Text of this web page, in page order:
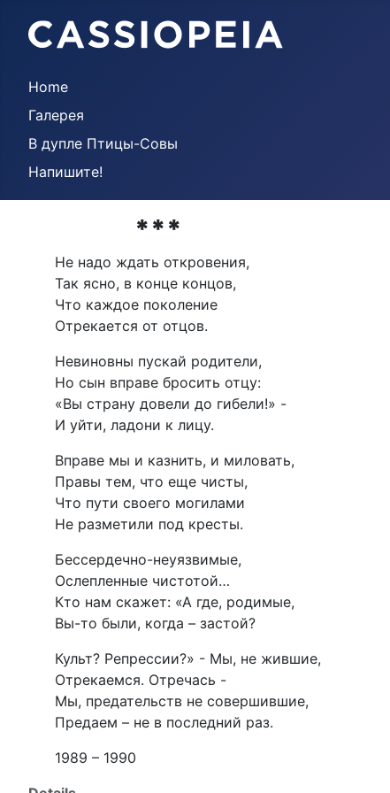
Home
Галерея
В дупле Птицы-Совы
Напишите!
***
Не надо ждать откровения,
Так ясно, в конце концов,
Что каждое поколение
Отрекается от отцов.
Невиновны пускай родители,
Но сын вправе бросить отцу:
«Вы страну довели до гибели!» -
И уйти, ладони к лицу.
Вправе мы и казнить, и миловать,
Правы тем, что еще чисты,
Что пути своего могилами
Не разметили под кресты.
Бессердечно-неуязвимые,
Ослепленные чистотой…
Кто нам скажет: «А где, родимые,
Вы-то были, когда – застой?
Культ? Репрессии?» - Мы, не жившие,
Отрекаемся. Отречась -
Мы, предательств не совершившие,
Предаем – не в последний раз.
1989 – 1990